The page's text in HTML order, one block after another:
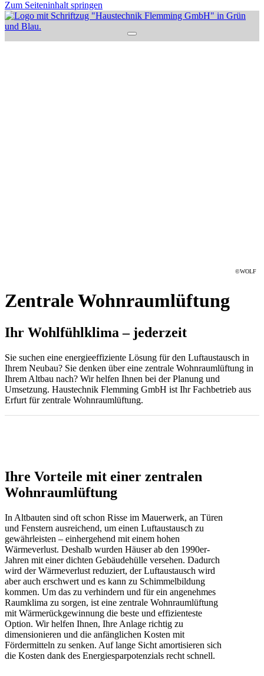
Zum Seiteninhalt springen
©WOLF
Zentrale Wohnraumlüftung
Ihr Wohlfühlklima – jederzeit
Sie suchen eine energieeffiziente Lösung für den Luftaustausch in
Ihrem Neubau? Sie denken über eine zentrale Wohnraumlüftung in
Ihrem Altbau nach? Wir helfen Ihnen bei der Planung und
Umsetzung. Haustechnik Flemming GmbH ist Ihr Fachbetrieb aus
Erfurt für zentrale Wohnraumlüftung.
Ihre Vorteile mit einer zentralen
Wohnraumlüftung
In Altbauten sind oft schon Risse im Mauerwerk, an Türen
und Fenstern ausreichend, um einen Luftaustausch zu
gewährleisten – einhergehend mit einem hohen
Wärmeverlust. Deshalb wurden Häuser ab den 1990er-
Jahren mit einer dichten Gebäudehülle versehen. Dadurch
wird der Wärmeverlust reduziert, der Luftaustausch wird
aber auch erschwert und es kann zu Schimmelbildung
kommen. Um das zu verhindern und für ein angenehmes
Raumklima zu sorgen, ist eine zentrale Wohnraumlüftung
mit Wärmerückgewinnung die beste und effizienteste
Option. Wir helfen Ihnen, Ihre Anlage richtig zu
dimensionieren und die anfänglichen Kosten mit
Fördermitteln zu senken. Auf lange Sicht amortisieren sich
die Kosten dank des Energiesparpotenzials recht schnell.